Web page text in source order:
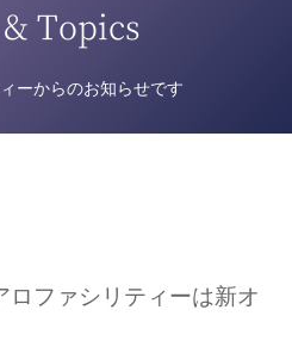
Topics
ーからのお知らせです
ファシリティーは新オ